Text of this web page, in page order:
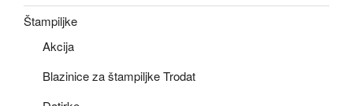
Štampiljke
Akcija
Blazinice za štampiljke Trodat